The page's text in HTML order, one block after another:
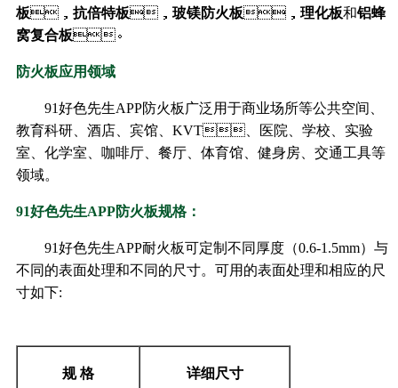
板， 抗倍特板， 玻镁防火板， 理化板和铝蜂
窝复合板。
防火板应用领域
91好色先生APP防火板广泛用于商业场所等公共空间、
教育科研、酒店、宾馆、KVT、医院、学校、实验
室、化学室、咖啡厅、餐厅、体育馆、健身房、交通工具等
领域。
91好色先生APP防火板规格：
91好色先生APP耐火板可定制不同厚度（0.6-1.5mm）与
不同的表面处理和不同的尺寸。可用的表面处理和相应的尺
寸如下:
规 格 详细尺寸